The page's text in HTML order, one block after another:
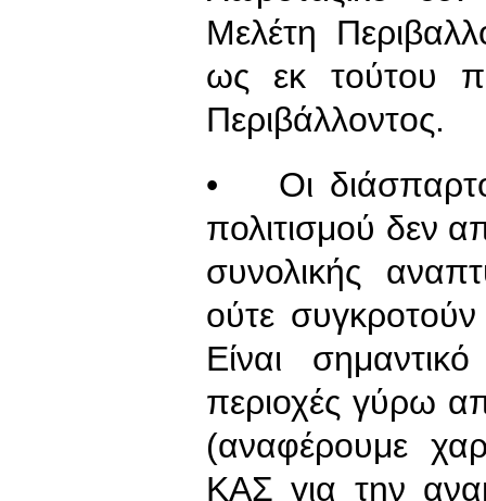
Μελέτη
ως εκ τούτου
Περιβάλλοντος.
• Οι
πολιτισμού δεν
συνολικής
ούτε συγκροτούν
Είναι
περιοχές γύρω
(αναφέρουμε
ΚΑΣ για την